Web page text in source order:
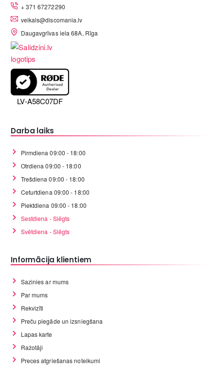
+ 371 67272290
veikals@discomania.lv
Daugavgrīvas iela 68A, Rīga
LV-A58C07DF
Darba laiks
Pirmdiena 09:00 - 18:00
Otrdiena 09:00 - 18:00
Trešdiena 09:00 - 18:00
Ceturtdiena 09:00 - 18:00
Piektdiena 09:00 - 18:00
Sestdiena - Slēgts
Svētdiena - Slēgts
Informācija klientiem
Sazinies ar mums
Par mums
Rekvizīti
Preču piegāde un izsniegšana
Lapas karte
Ražotāji
Preces atgriešanas noteikumi